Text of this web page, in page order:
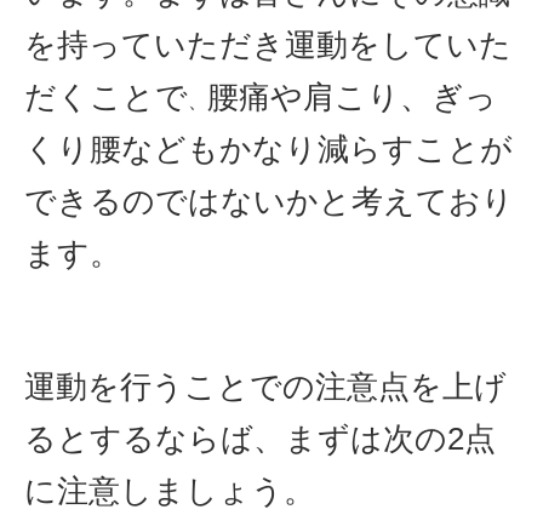
を持っていただき運動をしていた
だくことで
腰痛や肩こり、ぎっ
くり腰などもかなり減らすことが
できるのではないかと考えており
ます。
運動を行うことでの注意点を上げ
るとするならば、まずは次の2点
に注意しましょう。